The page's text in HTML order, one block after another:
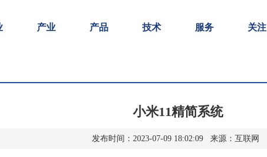
产业 产品 技术 服务 关注
小米11精简系统
发布时间：2023-07-09 18:02:09 来源：互联网